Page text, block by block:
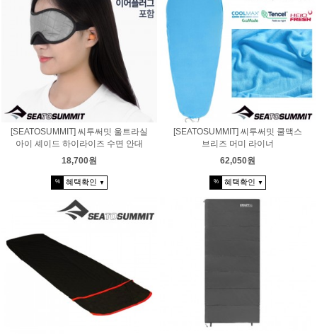
[SEATOSUMMIT] 씨투써밋 울트라실
아이 셰이드 하이라이즈 수면 안대
18,700원
% 혜택확인 ▼
[SEATOSUMMIT] 씨투써밋 쿨맥스
브리즈 머미 라이너
62,050원
% 혜택확인 ▼